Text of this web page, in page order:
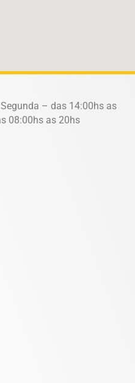
Segunda – das 14:00hs as
08:00hs as 20hs